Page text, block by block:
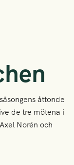
åttonde
de tre mötena i
Norén och